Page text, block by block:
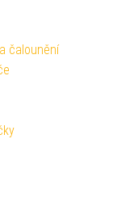
čalounění